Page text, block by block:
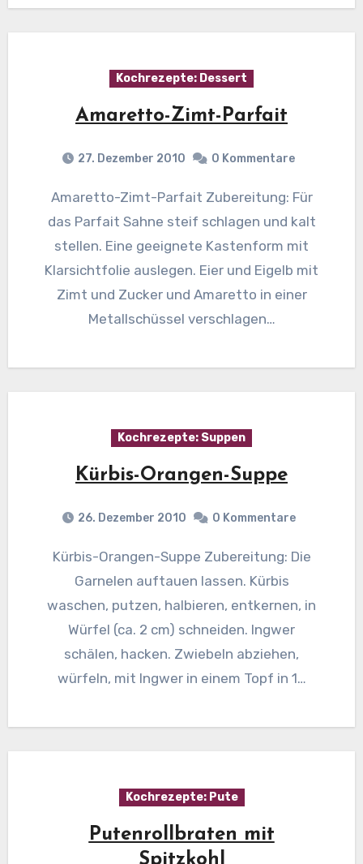
Kochrezepte: Dessert
Amaretto-Zimt-Parfait
27. Dezember 2010 0 Kommentare
Amaretto-Zimt-Parfait Zubereitung: Für
das Parfait Sahne steif schlagen und kalt
stellen. Eine geeignete Kastenform mit
Klarsichtfolie auslegen. Eier und Eigelb mit
Zimt und Zucker und Amaretto in einer
Metallschüssel verschlagen…
Kochrezepte: Suppen
Kürbis-Orangen-Suppe
26. Dezember 2010 0 Kommentare
Kürbis-Orangen-Suppe Zubereitung: Die
Garnelen auftauen lassen. Kürbis
waschen, putzen, halbieren, entkernen, in
Würfel (ca. 2 cm) schneiden. Ingwer
schälen, hacken. Zwiebeln abziehen,
würfeln, mit Ingwer in einem Topf in 1…
Kochrezepte: Pute
Putenrollbraten mit
Spitzkohl